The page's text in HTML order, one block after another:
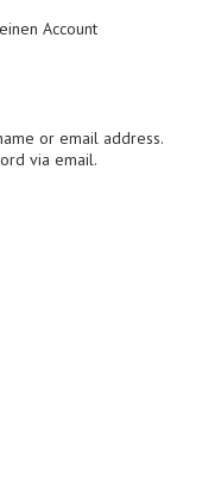
Account
or email address.
via email.